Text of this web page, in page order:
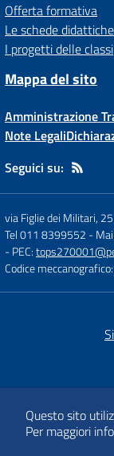
Offerta formativa
Le schede didattiche
I progetti delle classi
Mappa del sito
Amministrazione
Note Legali
Seguici su:
via Figlie dei Militari, 25
Tel 011 8399552 -
- PEC:
Codice
Questo sito
Per maggiori